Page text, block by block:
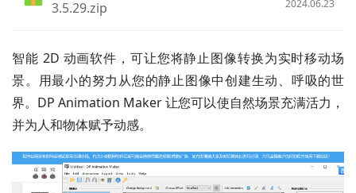
3.5.29.zip
2024.06.23
智能 2D 动画软件，可让您将静止图像转换为实时移动场
景。用最小的努力从您的静止图像中创建生动、呼吸的世
界。DP Animation Maker 让您可以使自然场景充满活力，
并为人和物体赋予动感。